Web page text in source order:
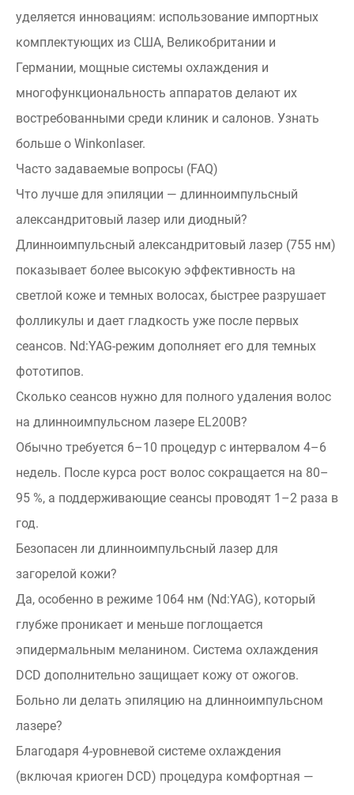
уделяется инновациям: использование импортных
комплектующих из США, Великобритании и
Германии, мощные системы охлаждения и
многофункциональность аппаратов делают их
востребованными среди клиник и салонов. Узнать
больше о Winkonlaser.
Часто задаваемые вопросы (FAQ)
Что лучше для эпиляции — длинноимпульсный
александритовый лазер или диодный?
Длинноимпульсный александритовый лазер (755 нм)
показывает более высокую эффективность на
светлой коже и темных волосах, быстрее разрушает
фолликулы и дает гладкость уже после первых
сеансов. Nd:YAG-режим дополняет его для темных
фототипов.
Сколько сеансов нужно для полного удаления волос
на длинноимпульсном лазере EL200B?
Обычно требуется 6–10 процедур с интервалом 4–6
недель. После курса рост волос сокращается на 80–
95 %, а поддерживающие сеансы проводят 1–2 раза в
год.
Безопасен ли длинноимпульсный лазер для
загорелой кожи?
Да, особенно в режиме 1064 нм (Nd:YAG), который
глубже проникает и меньше поглощается
эпидермальным меланином. Система охлаждения
DCD дополнительно защищает кожу от ожогов.
Больно ли делать эпиляцию на длинноимпульсном
лазере?
Благодаря 4-уровневой системе охлаждения
(включая криоген DCD) процедура комфортная —